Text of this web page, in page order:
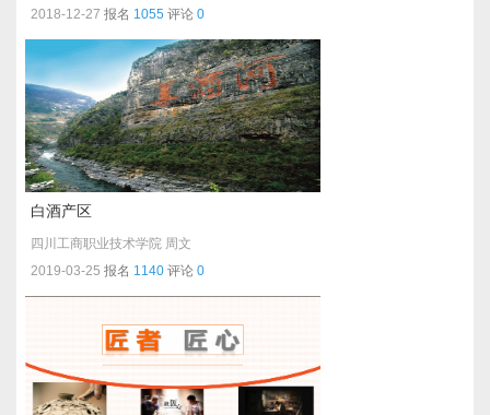
2018-12-27 报名 1055 评论 0
白酒产区
四川工商职业技术学院 周文
2019-03-25 报名 1140 评论 0